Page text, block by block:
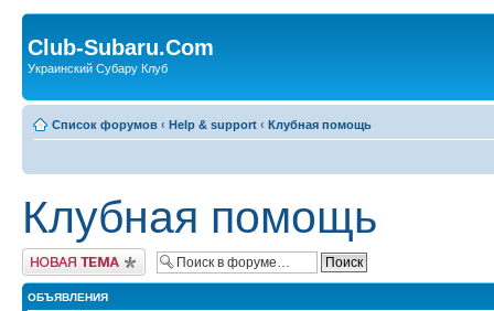
Club-Subaru.Com
Украинский Субару Клуб
Список форумов ‹ Help & support ‹ Клубная помощь
Клубная помощь
Новая тема
ОБЪЯВЛЕНИЯ